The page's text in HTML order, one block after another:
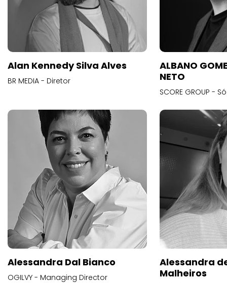
Alan Kennedy Silva Alves
BR MEDIA - Diretor
ALBANO
NETO
SCORE GROUP -
Alessandra Dal Bianco
OGILVY - Managing Director
Alessandra
Malheiros